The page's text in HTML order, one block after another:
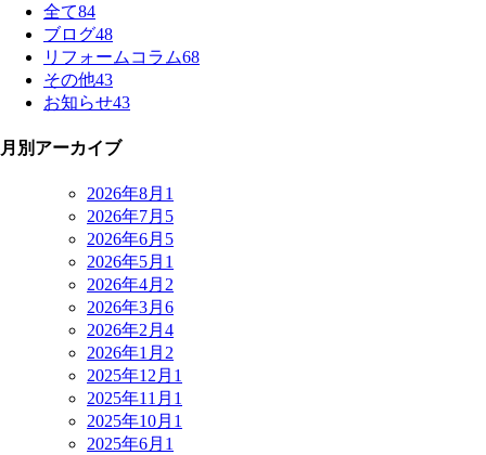
全て84
ブログ48
リフォームコラム68
その他43
お知らせ43
月別アーカイブ
2026年8月 1
2026年7月 5
2026年6月 5
2026年5月 1
2026年4月 2
2026年3月 6
2026年2月 4
2026年1月 2
2025年12月 1
2025年11月 1
2025年10月 1
2025年6月 1